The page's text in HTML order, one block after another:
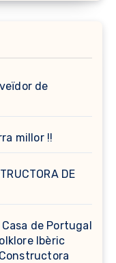
de
millor !!
DE
de Portugal
Ibèric